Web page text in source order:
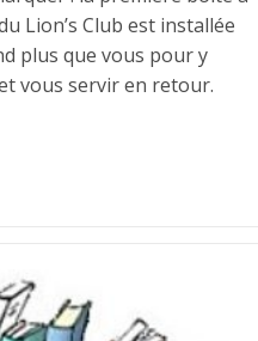
Lion’s Club est installée
plus que vous pour y
vous servir en retour.